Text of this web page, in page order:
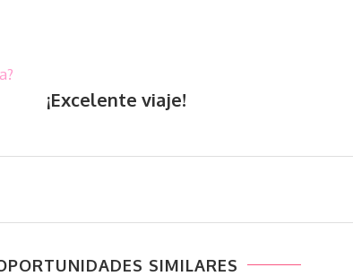
¡Excelente viaje!
SIMILARES